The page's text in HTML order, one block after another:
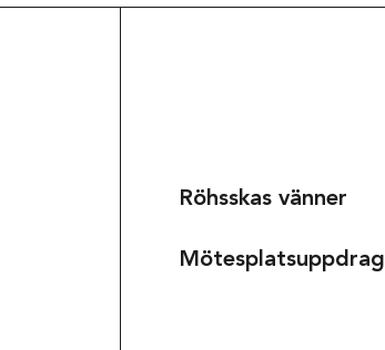
Om museet
Röhsskas vänner
Mötesplatsuppdrag